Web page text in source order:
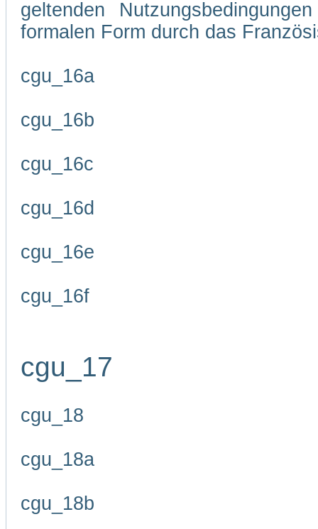
geltenden
formalen Form durch das
cgu_16a
cgu_16b
cgu_16c
cgu_16d
cgu_16e
cgu_16f
cgu_17
cgu_18
cgu_18a
cgu_18b